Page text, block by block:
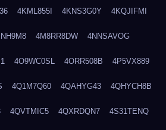
4KML855I 4KNS3G0Y 4KQJIFMI
4M8RR8DW 4NNSAVOG
4O9WC0SL 4ORR508B 4P5VX889
4Q1M7Q60 4QAHYG43 4QHYCH8B
4QVTMIC5 4QXRDQN7 4S31TENQ